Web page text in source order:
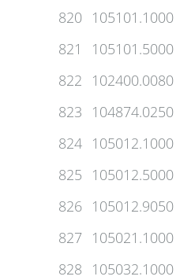
820 105101.1000
821
105101.5000
822
102400.0080
823
104874.0250
824 105012.1000
825
105012.5000
826 105012.9050
827 105021.1000
828
105032.1000